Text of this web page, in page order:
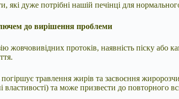
які дуже потрібні нашій печінці для
до вирішення проблеми
жовчовивідних протоків, наявність піску
травлення жирів та засвоєння
та може призвести до повторного